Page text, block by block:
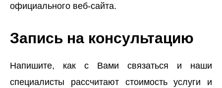
официального веб-сайта.
Запись на консультацию
Напишите, как с Вами связаться и наши
специалисты рассчитают стоимость услуги и